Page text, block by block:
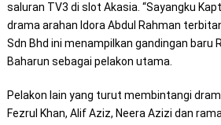
saluran TV3 di slot Akasia. “Sayangku
drama arahan Idora Abdul Rahman
Sdn Bhd ini menampilkan gandingan baru
Baharun sebagai pelakon utama.
Pelakon lain yang turut membintangi
Fezrul Khan, Alif Aziz, Neera Azizi dan